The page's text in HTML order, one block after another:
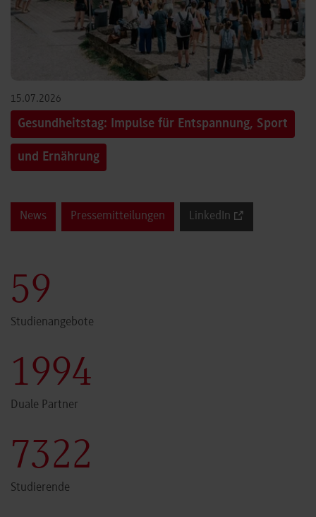
15.07.2026
Gesundheitstag: Impulse für Entspannung, Sport
und Ernährung
News Pressemitteilungen LinkedIn
60
Studienangebote
2000
Duale Partner
7341
Studierende